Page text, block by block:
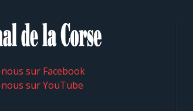
sur Facebook
sur YouTube